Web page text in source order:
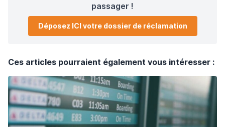
passager !
Déposez ICI votre dossier de réclamation
Ces articles pourraient également vous intéresser :